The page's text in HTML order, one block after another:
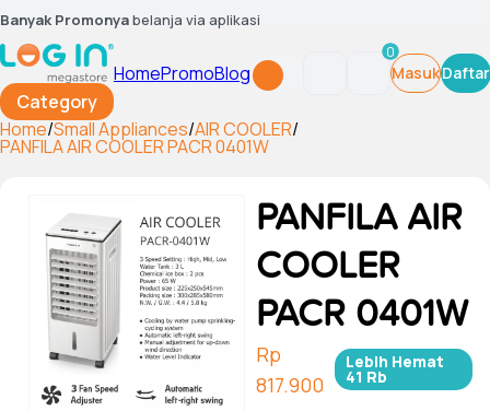
Banyak Promonyabelanja via aplikasi
Category
HomePromoBlog
0
MasukDaftar
Home/Small Appliances/AIR COOLER/
PANFILA AIR COOLER PACR 0401W
PANFILA AIR
COOLER
PACR 0401W
Rp
817.900
Lebih Hemat
41 Rb